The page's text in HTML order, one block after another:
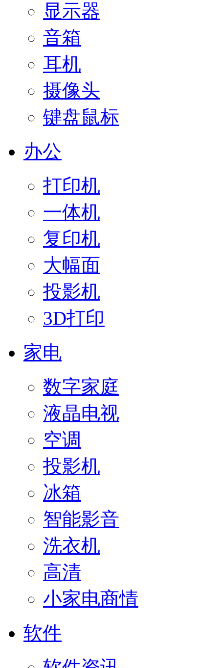
显示器
音箱
耳机
摄像头
键盘鼠标
办公
打印机
一体机
复印机
大幅面
投影机
3D打印
家电
数字家庭
液晶电视
空调
投影机
冰箱
智能影音
洗衣机
高清
小家电商情
软件